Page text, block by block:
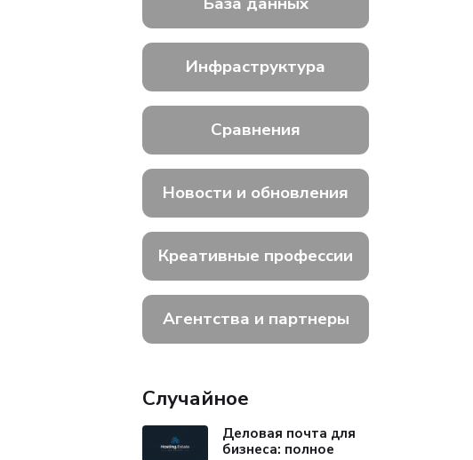
Инфраструктура
Сравнения
Новости и обновления
Креативные профессии
Агентства и партнеры
Случайное
Деловая почта для
бизнеса: полное